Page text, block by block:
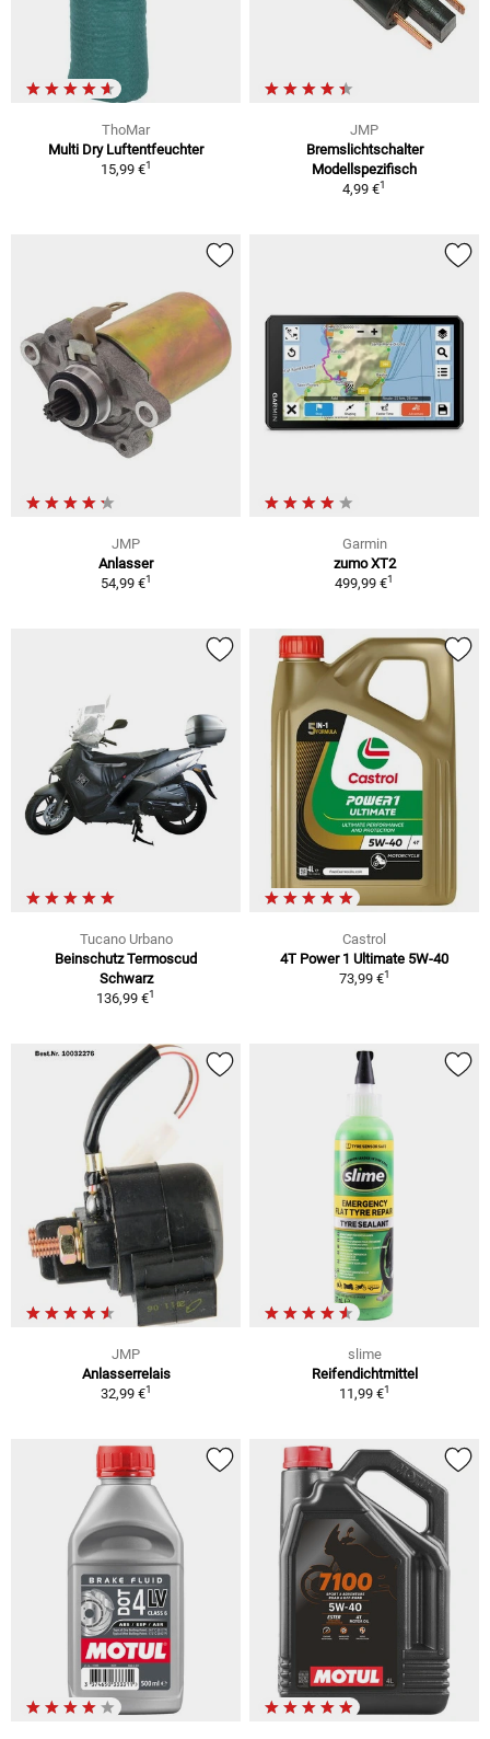
ThoMar
Multi Dry Luftentfeuchter
15,99 €1
JMP
Bremslichtschalter
Modellspezifisch
4,99 €1
JMP
Anlasser
54,99 €1
Garmin
zumo XT2
499,99 €1
Tucano Urbano
Beinschutz Termoscud
Schwarz
136,99 €1
Castrol
4T Power 1 Ultimate 5W-40
73,99 €1
JMP
Anlasserrelais
32,99 €1
slime
Reifendichtmittel
11,99 €1